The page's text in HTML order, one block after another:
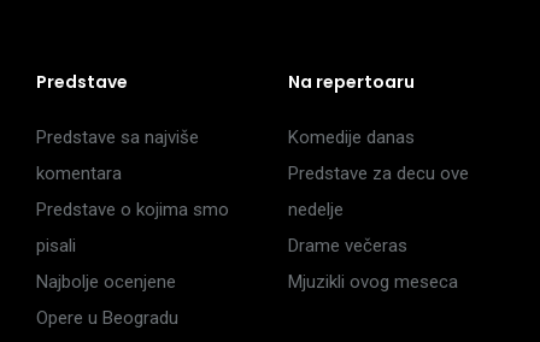
Predstave
Predstave sa najviše
komentara
Predstave o kojima smo
pisali
Najbolje ocenjene
Opere u Beogradu
Na repertoaru
Komedije danas
Predstave za decu ove
nedelje
Drame večeras
Mjuzikli ovog meseca